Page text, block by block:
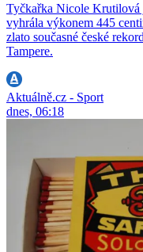
Tyčkařka Nicole Krutilová
vyhrála výkonem 445
zlato současné české
Tampere.
Aktuálně.cz - Sport
dnes, 06:18